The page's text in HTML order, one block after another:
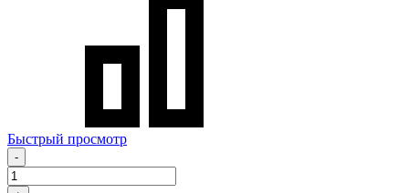
Быстрый просмотр
-